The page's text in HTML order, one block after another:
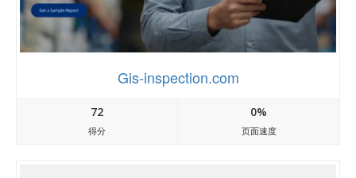
Gis-inspection.com
72
得分
0%
页面速度